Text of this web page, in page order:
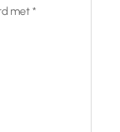
met*